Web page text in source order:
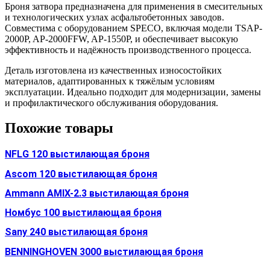
Броня затвора предназначена для применения в смесительных
и технологических узлах асфальтобетонных заводов.
Совместима с оборудованием SPECO, включая модели TSAP-
2000P, AP-2000FFW, AP-1550P, и обеспечивает высокую
эффективность и надёжность производственного процесса.
Деталь изготовлена из качественных износостойких
материалов, адаптированных к тяжёлым условиям
эксплуатации. Идеально подходит для модернизации, замены
и профилактического обслуживания оборудования.
Похожие товары
NFLG 120 выстилающая броня
Ascom 120 выстилающая броня
Ammann AMIX-2.3 выстилающая броня
Номбус 100 выстилающая броня
Sany 240 выстилающая броня
BENNINGHOVEN 3000 выстилающая броня